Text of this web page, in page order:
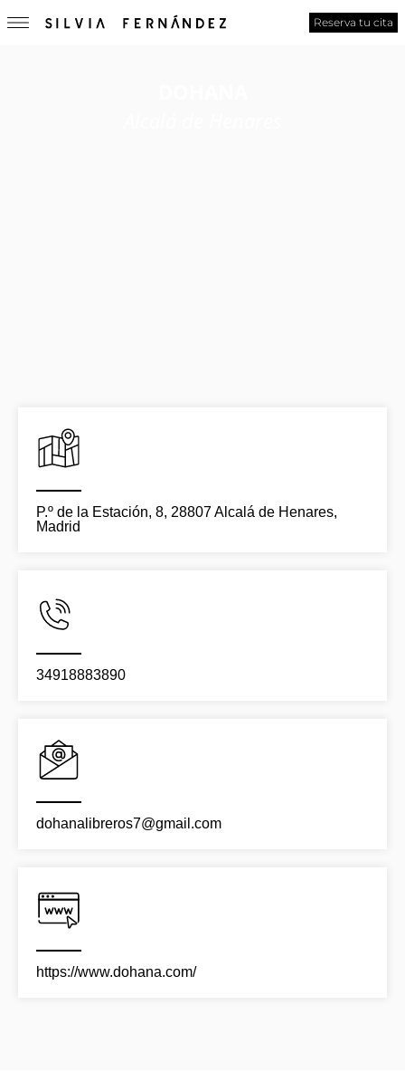
Reserva tu cita
P.º de la Estación, 8, 28807 Alcalá de Henares,
Madrid
34918883890
dohanalibreros7@gmail.com
https://www.dohana.com/